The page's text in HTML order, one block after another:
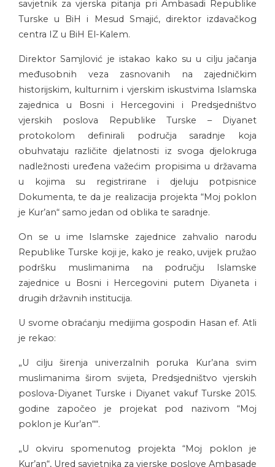
savjetnik za vjerska pitanja pri Ambasadi Republike
Turske u BiH i Mesud Smajić, direktor izdavačkog
centra IZ u BiH El-Kalem.
Direktor Samjlović je istakao kako su u cilju jačanja
međusobnih veza zasnovanih na zajedničkim
historijskim, kulturnim i vjerskim iskustvima Islamska
zajednica u Bosni i Hercegovini i Predsjedništvo
vjerskih poslova Republike Turske – Diyanet
protokolom definirali područja saradnje koja
obuhvataju različite djelatnosti iz svoga djelokruga
nadležnosti uređena važećim propisima u državama
u kojima su registrirane i djeluju potpisnice
Dokumenta, te da je realizacija projekta “Moj poklon
je Kur’an“ samo jedan od oblika te saradnje.
On se u ime Islamske zajednice zahvalio narodu
Republike Turske koji je, kako je reako, uvijek pružao
podršku muslimanima na području Islamske
zajednice u Bosni i Hercegovini putem Diyaneta i
drugih državnih institucija.
U svome obraćanju medijima gospodin Hasan ef. Atli
je rekao:
„U cilju širenja univerzalnih poruka Kur’ana svim
muslimanima širom svijeta, Predsjedništvo vjerskih
poslova-Diyanet Turske i Diyanet vakuf Turske 2015.
godine započeo je projekat pod nazivom “Moj
poklon je Kur’an““.
„U okviru spomenutog projekta “Moj poklon je
Kur’an“, Ured savjetnika za vjerske poslove Ambasade